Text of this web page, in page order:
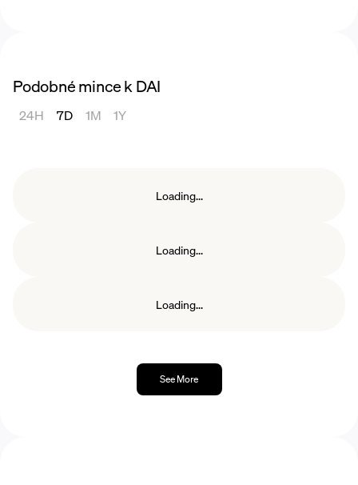
pod požadovaný kolateralizační poměr.
Doporučuje se důkladně porozumět
Podobné mince k DAI
24H 7D 1M 1Y
Loading...
Loading...
Loading...
See More